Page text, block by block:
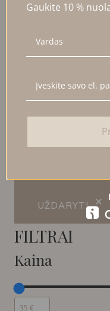
SPALVOS AUSKARAI
UŽDARYTI
FILTRAI
Kaina
Gaukite 10 %